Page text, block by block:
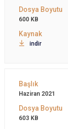
600 KB
indir
Haziran 2021
603 KB